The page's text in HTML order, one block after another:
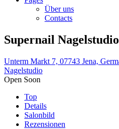
Über uns
Contacts
Supernail Nagelstudio
Unterm Markt 7, 07743 Jena,
Nagelstudio
Open Soon
Top
Details
Salonbild
Rezensionen